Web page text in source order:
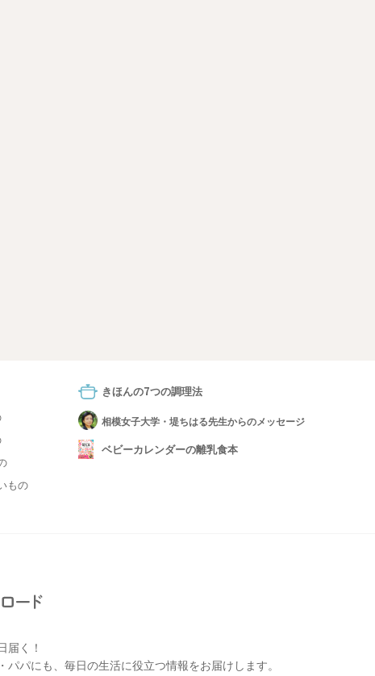
もの
きほんの7つの調理法
相模女子大学・堤ちはる先生からのメッセージ
ベビーカレンダーの離乳食本
届く！
パにも、毎日の生活に役立つ情報をお届けします。